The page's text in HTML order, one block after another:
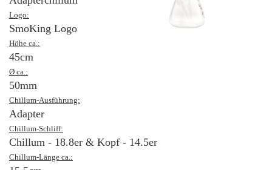
Logo:
SmoKing Logo
Höhe ca.:
45cm
Ø ca.:
50mm
Chillum-Ausführung:
Adapter
Chillum-Schliff:
Chillum - 18.8er & Kopf - 14.5er
Chillum-Länge ca.: